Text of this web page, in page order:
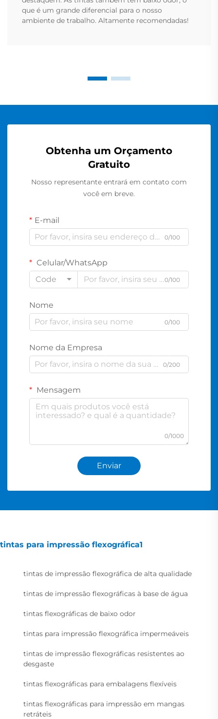
que é um grande diferencial para o nosso
ambiente de trabalho. Altamente recomendadas!
Obtenha um Orçamento
Gratuito
Nosso representante entrará em contato com
você em breve.
E-mail
0/100
Celular/WhatsApp
Code
0/100
Nome
0/100
Nome da Empresa
0/200
Mensagem
0/1000
Enviar
tintas para impressão flexográfica1
tintas de impressão flexográfica de alta qualidade
tintas de impressão flexográficas à base de água
tintas flexográficas de baixo odor
tintas para impressão flexográfica impermeáveis
tintas de impressão flexográficas resistentes ao
desgaste
tintas flexográficas para embalagens flexíveis
tintas flexográficas para impressão em mangas
retráteis